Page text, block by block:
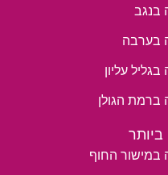
בנגב
בערבה
עליון
ברמת הגולן
במישור החוף